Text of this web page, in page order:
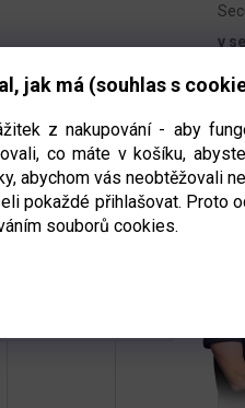
jak má (souhlas s
z nakupování - aby
co máte v košíku,
abychom vás neobtěžovali
pokaždé přihlašovat. Proto
souborů cookies.
v